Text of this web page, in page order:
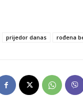
prijedor danas rođena